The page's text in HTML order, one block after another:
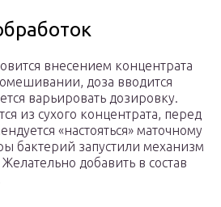
внесением концентрата
доза вводится
варьировать дозировку.
из сухого концентрата, перед
«настояться» маточному
бактерий запустили механизм
добавить в состав